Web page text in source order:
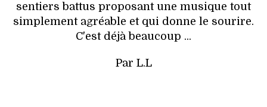
sentiers battus proposant une musique tout
simplement agréable et qui donne le sourire.
C'est déjà beaucoup ...
Par L.L